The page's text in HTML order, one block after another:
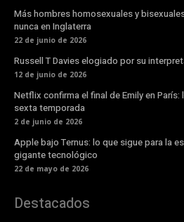
Más hombres homosexuales y
nunca en Inglaterra
22 de junio de 2026
Russell T Davies elogiado por su
12 de junio de 2026
Netflix confirma el final de Emily en París:
sexta temporada
2 de junio de 2026
Apple bajo Ternus: lo que sigue para la
gigante tecnológico
22 de mayo de 2026
Destacados